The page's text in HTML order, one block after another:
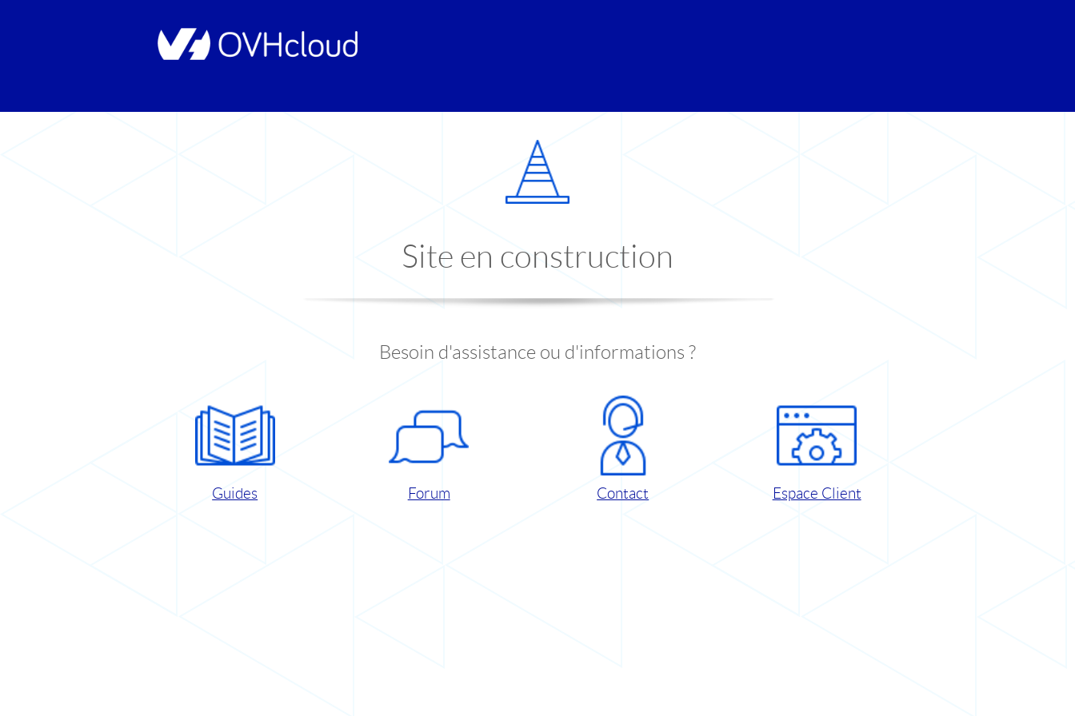
Site en construction
Besoin d'assistance ou d'informations ?
Guides Forum Contact Espace Client